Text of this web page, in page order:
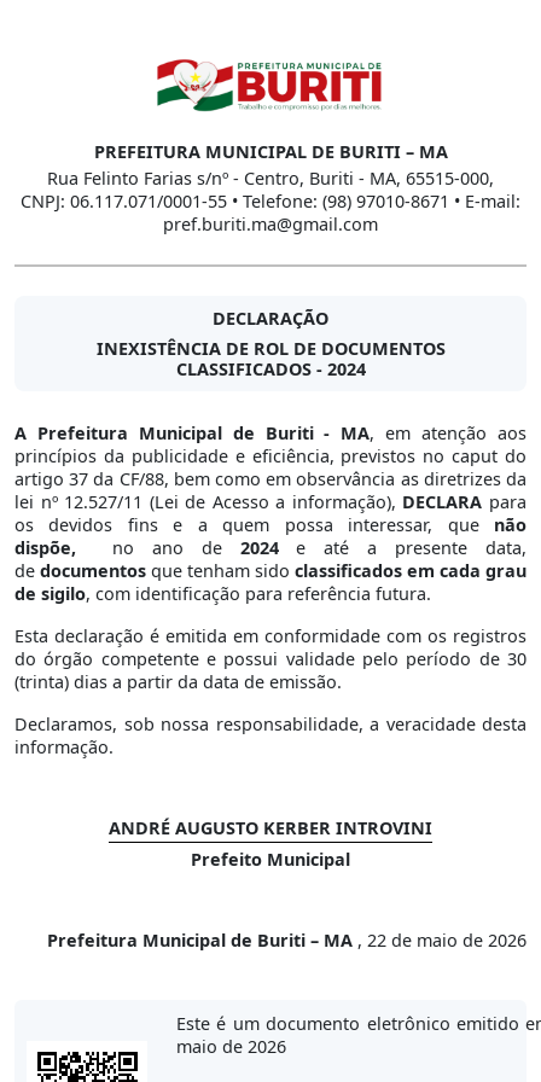
PREFEITURA MUNICIPAL DE BURITI – MA
Rua Felinto Farias s/nº - Centro, Buriti - MA, 65515-000,
CNPJ: 06.117.071/0001-55 • Telefone: (98) 97010-8671 • E-mail:
pref.buriti.ma@gmail.com
DECLARAÇÃO
INEXISTÊNCIA DE ROL DE DOCUMENTOS
CLASSIFICADOS - 2024
A Prefeitura Municipal de Buriti - MA, em atenção aos
princípios da publicidade e eficiência, previstos no caput do
artigo 37 da CF/88, bem como em observância as diretrizes da
lei nº 12.527/11 (Lei de Acesso a informação), DECLARA para
os devidos fins e a quem possa interessar, que não
dispõe, no ano de 2024e até a presente data,
de documentos que tenham sido classificados em cada grau
de sigilo, com identificação para referência futura.
Esta declaração é emitida em conformidade com os registros
do órgão competente e possui validade pelo período de 30
(trinta) dias a partir da data de emissão.
Declaramos, sob nossa responsabilidade, a veracidade desta
informação.
ANDRÉ AUGUSTO KERBER INTROVINI
Prefeito Municipal
Prefeitura Municipal de Buriti – MA , 22 de maio de 2026
Este é um documento eletrônico emitido
maio de 2026